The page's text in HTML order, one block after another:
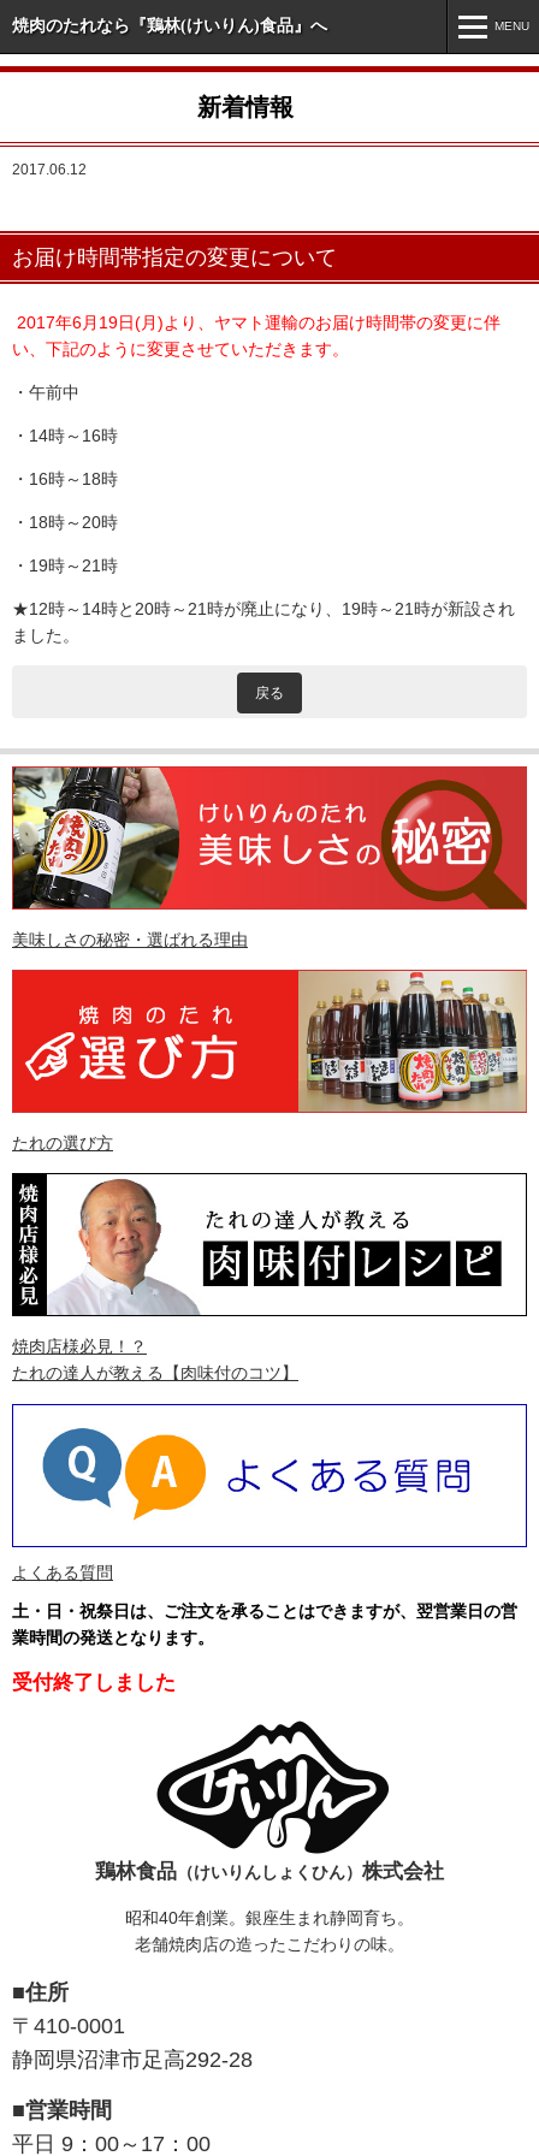
焼肉のたれなら『鶏林(けいりん)食品』へ MENU
MENU
新着情報
業務用商品情報
オリジナル・特注商品
新着情報
2017.06.12
お届け時間帯指定の変更について
2017年6月19日(月)より、ヤマト運輸のお届け時間帯の変更に伴
い、下記のように変更させていただきます。
・午前中
・14時～16時
・16時～18時
・18時～20時
・19時～21時
★12時～14時と20時～21時が廃止になり、19時～21時が新設され
ました。
戻る
美味しさの秘密・選ばれる理由
たれの選び方
焼肉店様必見！？
たれの達人が教える
【肉味付のコツ】
よくある質問
土・日・祝祭日は、ご注文を承ることはできますが、翌営業日の営
業時間の発送となります。
受付終了しました
鶏林食品 （けいりんしょくひん） 株式会社
昭和40年創業。銀座生まれ静岡育ち。
老舗焼肉店の造ったこだわりの味。
■住所
〒410-0001
静岡県沼津市足高292-28
■営業時間
平日 9：00～17：00